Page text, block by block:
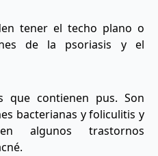
tener el techo plano o
de la psoriasis y el
que contienen pus. Son
bacterianas y foliculitis y
algunos trastornos